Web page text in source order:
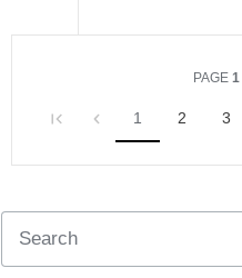
PAGE 1
1 2 3